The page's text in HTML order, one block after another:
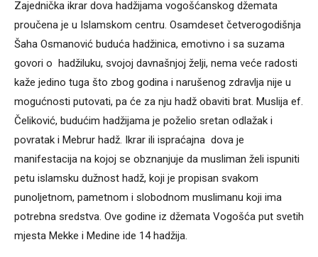
Zajednička ikrar dova hadžijama vogošćanskog džemata
proučena je u Islamskom centru. Osamdeset četverogodišnja
Šaha Osmanović buduća hadžinica, emotivno i sa suzama
govori o hadžiluku, svojoj davnašnjoj želji, nema veće radosti
kaže jedino tuga što zbog godina i narušenog zdravlja nije u
mogućnosti putovati, pa će za nju hadž obaviti brat. Muslija ef.
Čeliković, budućim hadžijama je poželio sretan odlažak i
povratak i Mebrur hadž. Ikrar ili ispraćajna dova je
manifestacija na kojoj se obznanjuje da musliman želi ispuniti
petu islamsku dužnost hadž, koji je propisan svakom
punoljetnom, pametnom i slobodnom muslimanu koji ima
potrebna sredstva. Ove godine iz džemata Vogošća put svetih
mjesta Mekke i Medine ide 14 hadžija.